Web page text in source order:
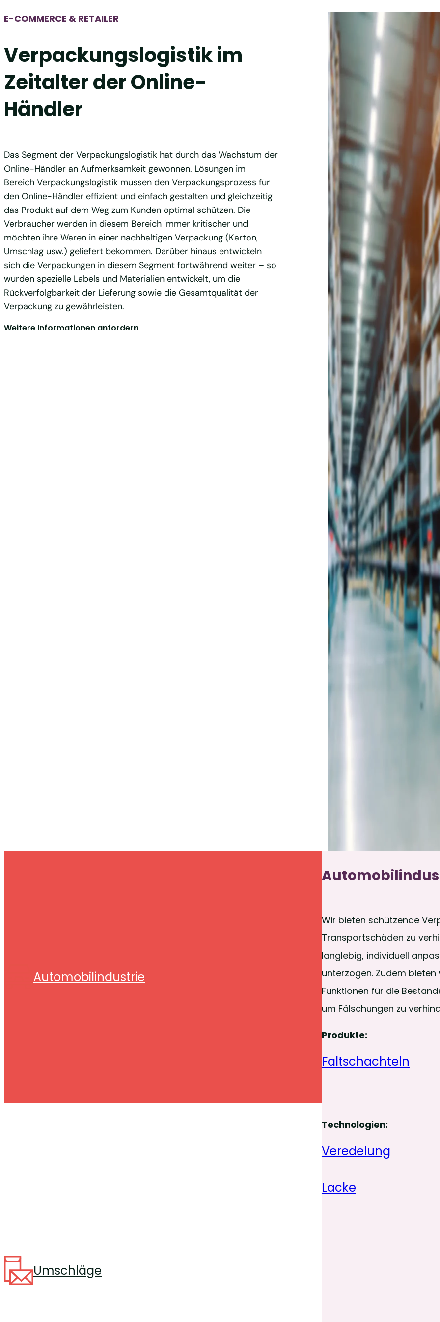
E-COMMERCE & RETAILER
Verpackungslogistik im
Zeitalter der Online-
Händler
Das Segment der Verpackungslogistik hat durch das Wachstum der
Online-Händler an Aufmerksamkeit gewonnen. Lösungen im
Bereich Verpackungslogistik müssen den Verpackungsprozess für
den Online-Händler effizient und einfach gestalten und gleichzeitig
das Produkt auf dem Weg zum Kunden optimal schützen. Die
Verbraucher werden in diesem Bereich immer kritischer und
möchten ihre Waren in einer nachhaltigen Verpackung (Karton,
Umschlag usw.) geliefert bekommen. Darüber hinaus entwickeln
sich die Verpackungen in diesem Segment fortwährend weiter – so
wurden spezielle Labels und Materialien entwickelt, um die
Rückverfolgbarkeit der Lieferung sowie die Gesamtqualität der
Verpackung zu gewährleisten.
Weitere Informationen anfordern
Automobilindustrie
Umschläge
Wir bieten schützende
Transportschäden zu
langlebig, individuell
unterzogen. Zudem
Funktionen für die
um Fälschungen zu
Produkte:
Faltschachteln
Technologien:
Veredelung
Lacke